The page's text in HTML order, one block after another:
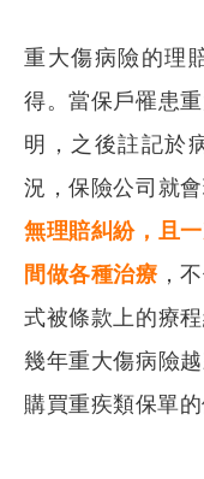
重大傷病險的理
得。當保戶罹患
明，之後註記於
況，保險公司就
無理賠糾紛，且
間做各種治療 ，
式被條款上的療
幾年重大傷病險
購買重疾類保單的